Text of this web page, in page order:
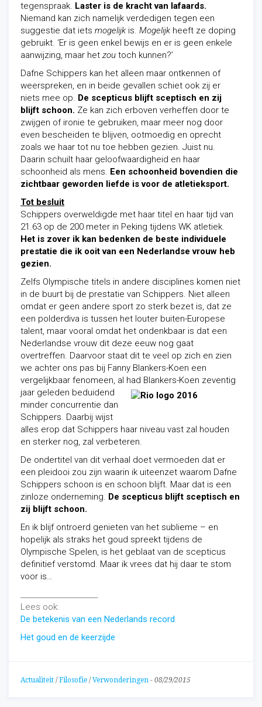
tegenspraak. Laster is de kracht van lafaards.
Niemand kan zich namelijk verdedigen tegen een
suggestie dat iets mogelijk is. Mogelijk heeft ze doping
gebruikt. ‘Er is geen enkel bewijs en er is geen enkele
aanwijzing, maar het zou toch kunnen?’
Dafne Schippers kan het alleen maar ontkennen of
weerspreken, en in beide gevallen schiet ook zij er
niets mee op. De scepticus blijft sceptisch en zij
blijft schoon. Ze kan zich erboven verheffen door te
zwijgen of ironie te gebruiken, maar meer nog door
even bescheiden te blijven, ootmoedig en oprecht
zoals we haar tot nu toe hebben gezien. Juist nu.
Daarin schuilt haar geloofwaardigheid en haar
schoonheid als mens. Een schoonheid bovendien die
zichtbaar geworden liefde is voor de atletieksport.
Tot besluit
Schippers overweldigde met haar titel en haar tijd van
21.63 op de 200 meter in Peking tijdens WK atletiek.
Het is zover ik kan bedenken de beste individuele
prestatie die ik ooit van een Nederlandse vrouw heb
gezien.
Zelfs Olympische titels in andere disciplines komen niet
in de buurt bij de prestatie van Schippers. Niet alleen
omdat er geen andere sport zo sterk bezet is, dat ze
een polderdiva is tussen het louter buiten-Europese
talent, maar vooral omdat het ondenkbaar is dat een
Nederlandse vrouw dit deze eeuw nog gaat
overtreffen. Daarvoor staat dit te veel op zich en zien
we achter ons pas bij Fanny Blankers-Koen een
vergelijkbaar fenomeen, al had Blankers-Koen zeventig
jaar geleden beduidend
minder concurrentie dan
Schippers. Daarbij wijst
alles erop dat Schippers haar niveau vast zal houden
en sterker nog, zal verbeteren.
De ondertitel van dit verhaal doet vermoeden dat er
een pleidooi zou zijn waarin ik uiteenzet waarom Dafne
Schippers schoon is en schoon blijft. Maar dat is een
zinloze onderneming. De scepticus blijft sceptisch en
zij blijft schoon.
En ik blijf ontroerd genieten van het sublieme – en
hopelijk als straks het goud spreekt tijdens de
Olympische Spelen, is het geblaat van de scepticus
definitief verstomd. Maar ik vrees dat hij daar te stom
voor is…
Lees ook:
De betekenis van een Nederlands record
Het goud en de keerzijde
Actualiteit / Filosofie / Verwonderingen - 08/29/2015